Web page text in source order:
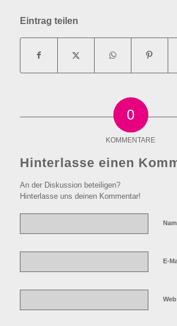
Eintrag teilen
0
KOMMENTARE
Hinterlasse einen
An der Diskussion beteiligen?
Hinterlasse uns deinen Kommentar!
E-